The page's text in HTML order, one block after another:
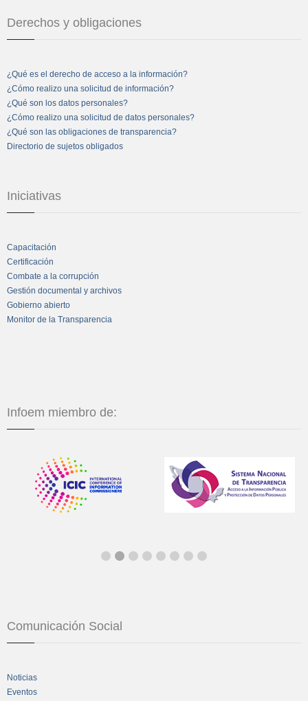
Derechos y obligaciones
¿Qué es el derecho de acceso a la información?
¿Cómo realizo una solicitud de información?
¿Qué son los datos personales?
¿Cómo realizo una solicitud de datos personales?
¿Qué son las obligaciones de transparencia?
Directorio de sujetos obligados
Iniciativas
Capacitación
Certificación
Combate a la corrupción
Gestión documental y archivos
Gobierno abierto
Monitor de la Transparencia
Infoem miembro de:
Comunicación Social
Noticias
Eventos